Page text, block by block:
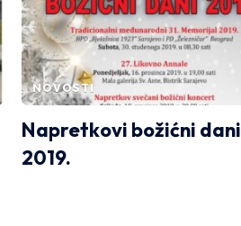
NOVOSTI
Napretkovi božićni dani
2019.